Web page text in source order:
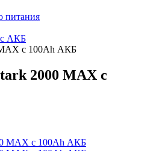
питания
АКБ
MAX с 100Ah АКБ
2000 MAX с